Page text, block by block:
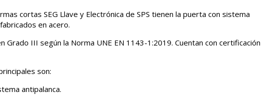
cortas SEG Llave y Electrónica de SPS tienen la puerta con sistema
en acero.
Grado III según la Norma UNE EN 1143-1:2019. Cuentan con certificación
son:
antipalanca.